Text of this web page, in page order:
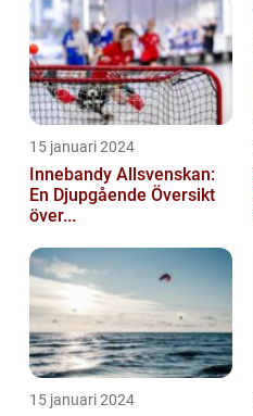
15 januari 2024
Innebandy Allsvenskan:
En Djupgående Översikt
över...
15 januari 2024